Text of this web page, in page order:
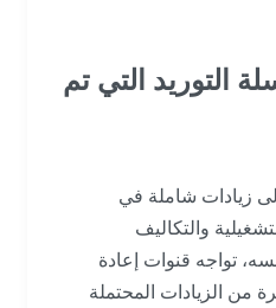
التي تم
شاملة في
والتكاليف
قنوات إعادة
الزيادات المحتملة